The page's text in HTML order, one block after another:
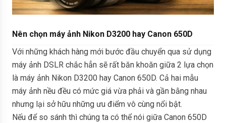
Nên chọn máy ảnh Nikon D3200 hay Canon 650D
Với những khách hàng mới bước đầu chuyển qua sử dụng
máy ảnh DSLR chắc hẳn sẽ rất băn khoăn giữa 2 lựa chọn
là máy ảnh Nikon D3200 hay Canon 650D. Cả hai mẫu
máy ảnh nều đều có mức giá vừa phải và gần bằng nhau
nhưng lại sở hữu những ưu điểm vô cùng nổi bật.
Nếu để so sánh thì chúng ta có thể nói giữa Canon 650D